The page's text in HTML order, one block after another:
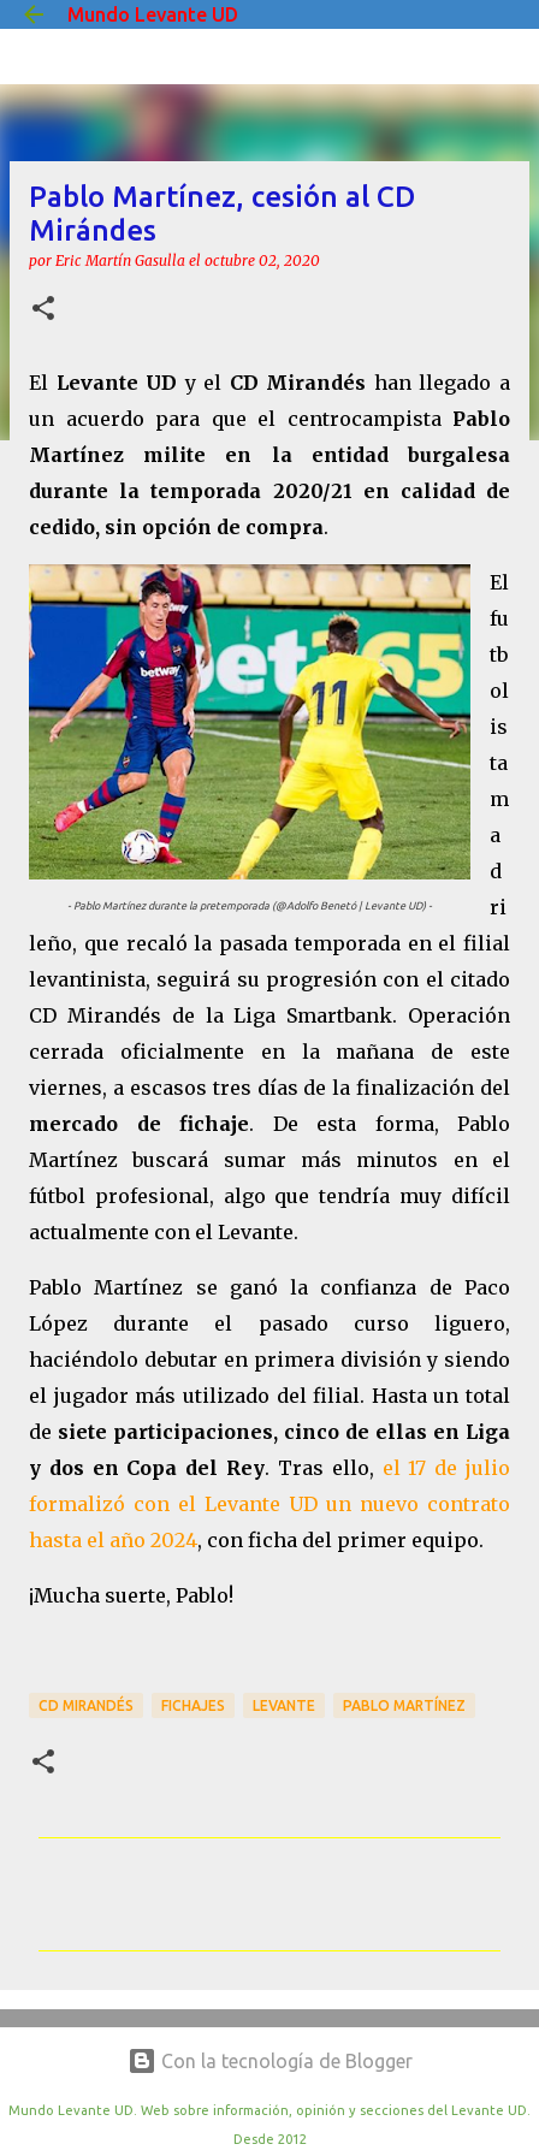
Ir al contenido principal
Mundo Levante UD
Pablo Martínez, cesión al CD
Mirándes
por Eric Martín Gasulla el octubre 02, 2020
El Levante UD y el CD Mirandés han llegado a
un acuerdo para que el centrocampista Pablo
Martínez milite en la entidad burgalesa
durante la temporada 2020/21 en calidad de
cedido, sin opción de compra.
- Pablo Martínez durante la pretemporada (@Adolfo Benetó | Levante UD) -
El
fu
tb
ol
is
ta
m
a
d
ri
leño, que recaló la pasada temporada en el filial
levantinista, seguirá su progresión con el citado
CD Mirandés de la Liga Smartbank. Operación
cerrada oficialmente en la mañana de este
viernes, a escasos tres días de la finalización del
mercado de fichaje. De esta forma, Pablo
Martínez buscará sumar más minutos en el
fútbol profesional, algo que tendría muy difícil
actualmente con el Levante.
Pablo Martínez se ganó la confianza de Paco
López durante el pasado curso liguero,
haciéndolo debutar en primera división y siendo
el jugador más utilizado del filial. Hasta un total
de siete participaciones, cinco de ellas en Liga
y dos en Copa del Rey. Tras ello, el 17 de julio
formalizó con el Levante UD un nuevo contrato
hasta el año 2024, con ficha del primer equipo.
¡Mucha suerte, Pablo!
CD MIRANDÉS FICHAJES LEVANTE PABLO MARTÍNEZ
n
r
Con la tecnología de Blogger
Mundo Levante UD. Web sobre información, opinión y secciones del Levante UD.
Desde 2012